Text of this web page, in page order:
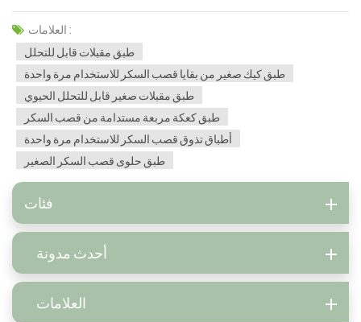
العلامات :
طبق مقبلات قابل للتحلل
طبق كيك صغير من بقايا قصب السكر للاستخدام مرة واحدة
طبق مقبلات صغير قابل للتحلل الحيوي
طبق كعكة مربعة مستدامة من قصب السكر
أطباق تذوق قصب السكر للاستخدام مرة واحدة
طبق حلوى قصب السكر الصغير
فئات
أحدث مدونة
العلامات